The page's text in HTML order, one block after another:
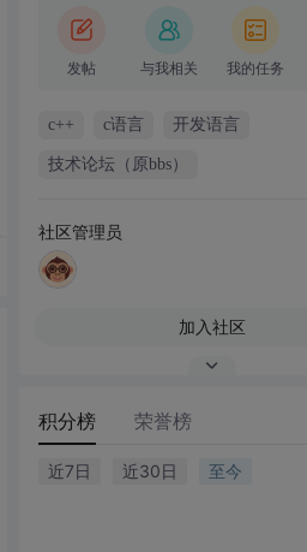
发帖 与我相关 我的任务
c++ c语言 开发语言
技术论坛（原bbs）
社区管理员
加入社区
积分榜 荣誉榜
近7日 近30日 至今